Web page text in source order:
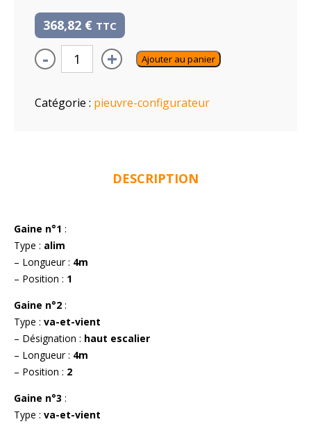
368,82 € TTC
- + Ajouter au panier
Catégorie : pieuvre-configurateur
DESCRIPTION
Gaine n°1 :
Type : alim
– Longueur : 4m
– Position : 1
Gaine n°2 :
Type : va-et-vient
– Désignation : haut escalier
– Longueur : 4m
– Position : 2
Gaine n°3 :
Type : va-et-vient